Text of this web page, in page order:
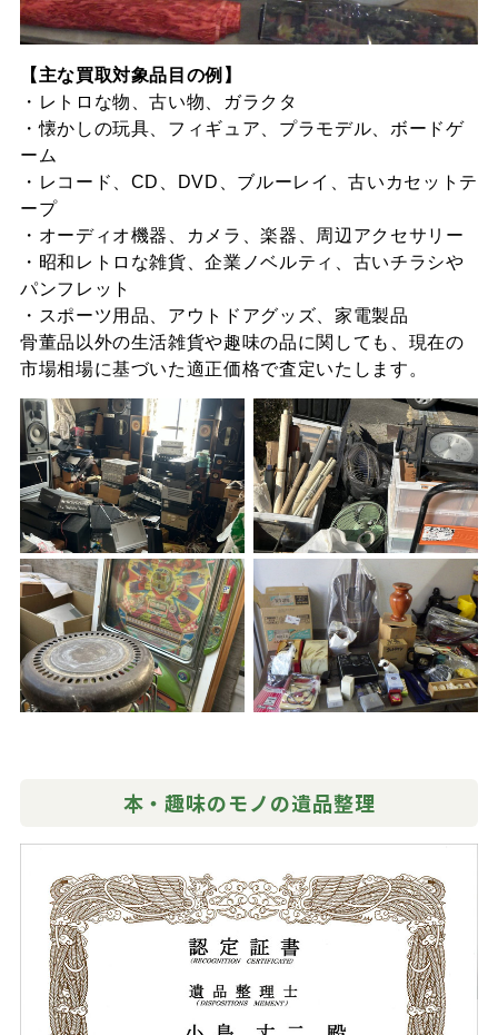
【主な買取対象品目の例】
・レトロな物、古い物、ガラクタ
・懐かしの玩具、フィギュア、プラモデル、ボードゲ
ーム
・レコード、CD、DVD、ブルーレイ、古いカセットテ
ープ
・オーディオ機器、カメラ、楽器、周辺アクセサリー
・昭和レトロな雑貨、企業ノベルティ、古いチラシや
パンフレット
・スポーツ用品、アウトドアグッズ、家電製品
骨董品以外の生活雑貨や趣味の品に関しても、現在の
市場相場に基づいた適正価格で査定いたします。
本・趣味のモノの遺品整理